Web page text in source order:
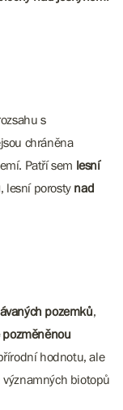
s
chráněna
Patří sem lesní
, lesní porosty nad
pozemků,
pozměněnou
hodnotu, ale
biotopů